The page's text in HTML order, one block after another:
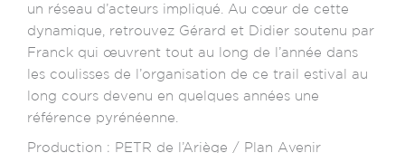
un réseau d’acteurs impliqué. Au cœur de cette
dynamique, retrouvez Gérard et Didier soutenu par
Franck qui œuvrent tout au long de l’année dans
les coulisses de l’organisation de ce trail estival au
long cours devenu en quelques années une
référence pyrénéenne.
Production : PETR de l’Ariège / Plan Avenir